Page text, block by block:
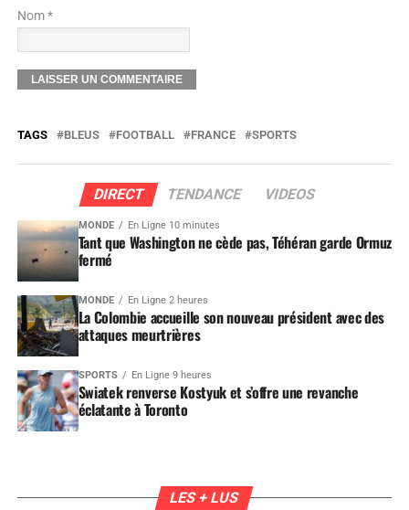
Nom *
TAGS BLEUS FOOTBALL FRANCE SPORTS
DIRECT TENDANCE VIDEOS
MONDE En Ligne 10 minutes
Tant que Washington ne cède pas, Téhéran garde Ormuz
fermé
MONDE En Ligne 2 heures
La Colombie accueille son nouveau président avec des
attaques meurtrières
SPORTS En Ligne 9 heures
Swiatek renverse Kostyuk et s’offre une revanche
éclatante à Toronto
LES + LUS